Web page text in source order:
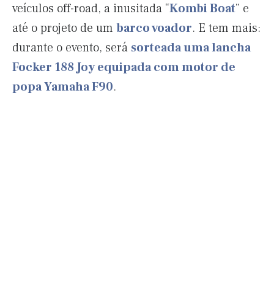
veículos off-road, a inusitada “Kombi Boat” e
até o projeto de um barco voador. E tem mais:
durante o evento, será sorteada uma lancha
Focker 188 Joy equipada com motor de
popa Yamaha F90.